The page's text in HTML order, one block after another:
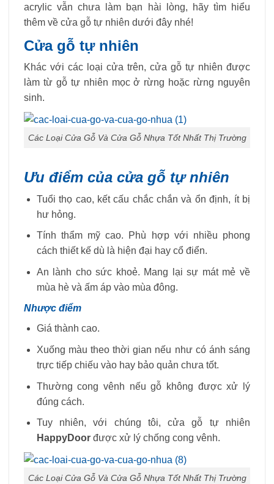
acrylic vẫn chưa làm bạn hài lòng, hãy tìm hiểu
thêm về cửa gỗ tự nhiên dưới đây nhé!
Cửa gỗ tự nhiên
Khác với các loại cửa trên, cửa gỗ tự nhiên được
làm từ gỗ tự nhiên mọc ở rừng hoặc rừng nguyên
sinh.
Các Loại Cửa Gỗ Và Cửa Gỗ Nhựa Tốt Nhất Thị Trường
Ưu điểm của cửa gỗ tự nhiên
Tuổi thọ cao, kết cấu chắc chắn và ổn định, ít bị
hư hỏng.
Tính thẩm mỹ cao. Phù hợp với nhiều phong
cách thiết kế dù là hiện đại hay cổ điển.
An lành cho sức khoẻ. Mang lại sự mát mẻ về
mùa hè và ấm áp vào mùa đông.
Nhược điểm
Giá thành cao.
Xuống màu theo thời gian nếu như có ánh sáng
trực tiếp chiếu vào hay bảo quản chưa tốt.
Thường cong vênh nếu gỗ không được xử lý
đúng cách.
Tuy nhiên, với chúng tôi, cửa gỗ tự nhiên
HappyDoorđược xử lý chống cong vênh.
Các Loại Cửa Gỗ Và Cửa Gỗ Nhựa Tốt Nhất Thị Trường